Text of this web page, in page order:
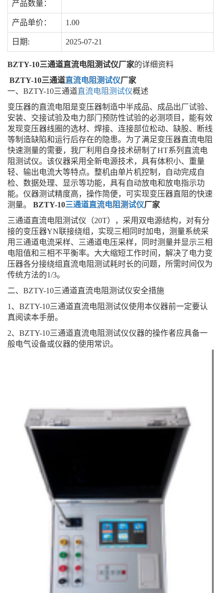
产品数量：
产品单价： 1.00
日期: 2025-07-21
BZTY-10三通道直流电阻测试仪厂家的详细资料
BZTY-10三通道直流电阻测试仪厂家
一、BZTY-10三通道直流电阻测试仪概述
变压器的直流电阻是变压器制造中半成品、成品出厂试验、
安装、交接试验及电力部门预防性试验的必测项目，能有效
发现变压器线圈的选材、焊接、连接部位松动、缺股、断线
等制造缺陷和运行后存在的隐患。为了满足变压器直流电阻
快速测量的需要，我厂利用自身技术研制了HT系列直流电
阻测试仪。该仪器采用全新电源技术，具有体积小、重量
轻、输出电流大等特点。整机由单片机控制，自动完成自
检、数据处理、显示等功能，具有自动放电和放电指示功
能。仪器测试精度高，操作简便，可实现变压器直阻的快速
测量。
BZTY-10三通道直流电阻测试仪厂家
三通道直流电阻测试仪（20T），采用双电源结构，对有分
接的变压器YN联接绕组，实现三相同时加电，测量系统采
用三通道电流采样、三通道电压采样，同时测量并显示三相
电阻值和三相不平衡率。大大缩短工作时间，解决了电力变
压器各分接绕组直流电阻测试耗时长的问题，所需时间仅为
传统方法的1/3。
二、BZTY-10三通道直流电阻测试仪安全措施
1、BZTY-10三通道直流电阻测试仪使用本仪器前一定要认
真阅读本手册。
2、BZTY-10三通道直流电阻测试仪仪器的操作者应具备一
般电气设备或仪器的使用常识。